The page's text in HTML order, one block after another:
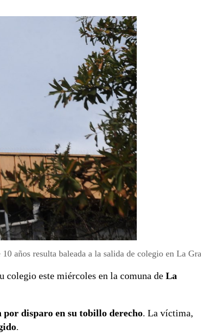
10 años resulta baleada a la salida de colegio en La
colegio este miércoles en la comuna de La
por disparo en su tobillo derecho. La víctima,
.